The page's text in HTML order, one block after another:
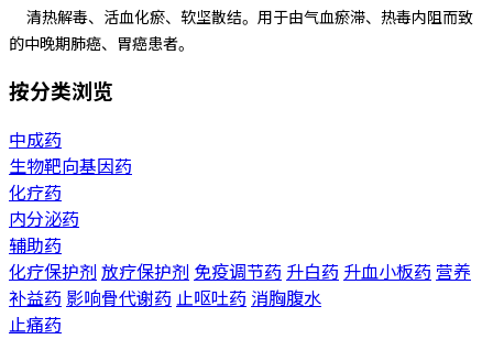
清热解毒、活血化瘀、软坚散结。用于由气血瘀滞、热毒内阻而致
的中晚期肺癌、胃癌患者。
按分类浏览
中成药
生物靶向基因药
化疗药
内分泌药
辅助药
化疗保护剂 放疗保护剂 免疫调节药 升白药 升血小板药 营养
补益药 影响骨代谢药 止呕吐药 消胸腹水
止痛药